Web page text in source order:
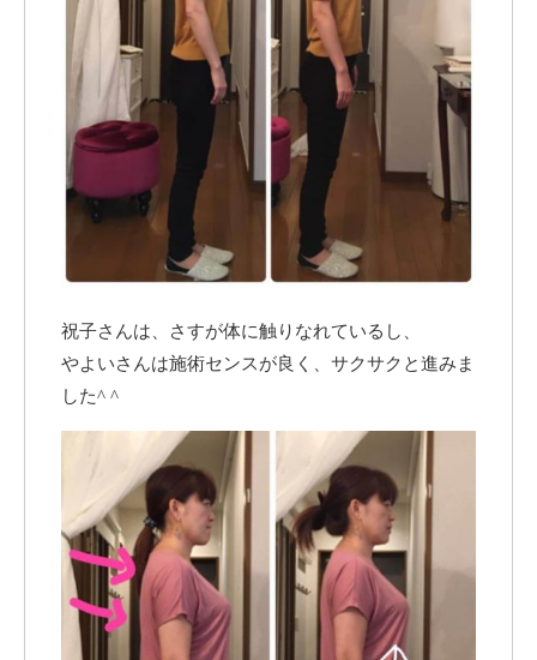
祝子さんは、さすが体に触りなれているし、
やよいさんは施術センスが良く、サクサクと進みま
した^ ^